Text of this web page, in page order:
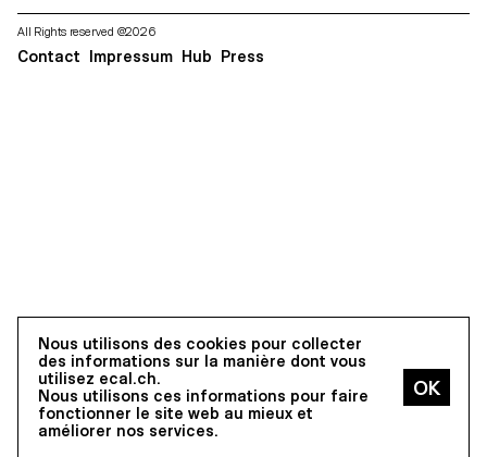
Nous utilisons des cookies pour collecter
des informations sur la manière dont vous
utilisez ecal.ch.
Nous utilisons ces informations pour faire
fonctionner le site web au mieux et
améliorer nos services.
All Rights reserved @2026
Contact Impressum Hub Press